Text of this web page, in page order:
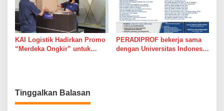
KAI Logistik Hadirkan Promo
“Merdeka Ongkir” untuk
PERADIPROF bekerja sama
dengan Universitas Indonesia
Tinggalkan Balasan